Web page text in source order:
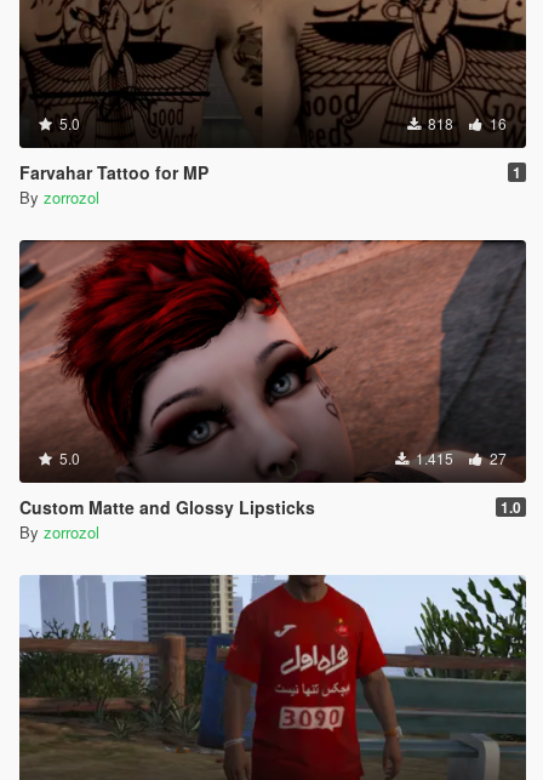
5.0 818 16
Farvahar Tattoo for MP 1
By zorrozol
5.0 1.415 27
Custom Matte and Glossy Lipsticks 1.0
By zorrozol